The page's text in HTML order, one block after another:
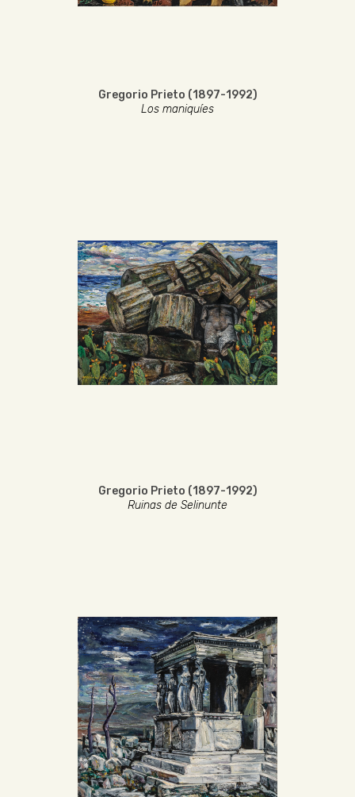
Gregorio Prieto (1897-1992)
Los maniquíes
Gregorio Prieto (1897-1992)
Ruinas de Selinunte